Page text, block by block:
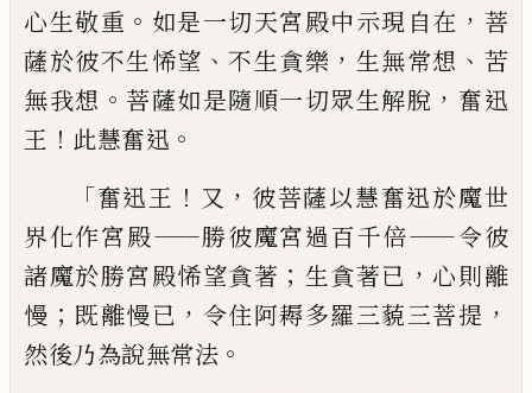
心生敬重 。 如是一切天宮殿中示現自在 ， 菩
薩於彼不生悕望 、不生貪樂 ， 生無常想 、 苦
無我想 。 菩薩如是隨順一切眾生解脫 ， 奮迅
王 ！ 此慧奮迅 。
「奮迅王 ！ 又 ， 彼菩薩以慧奮迅於魔世
界化作宮殿——勝彼魔宮過百千倍——令彼
諸魔於勝宮殿悕望貪著 ； 生貪著已 ， 心則離
慢 ； 既離慢已 ， 令住阿耨多羅三藐三菩提 ，
然後乃為說無常法 。